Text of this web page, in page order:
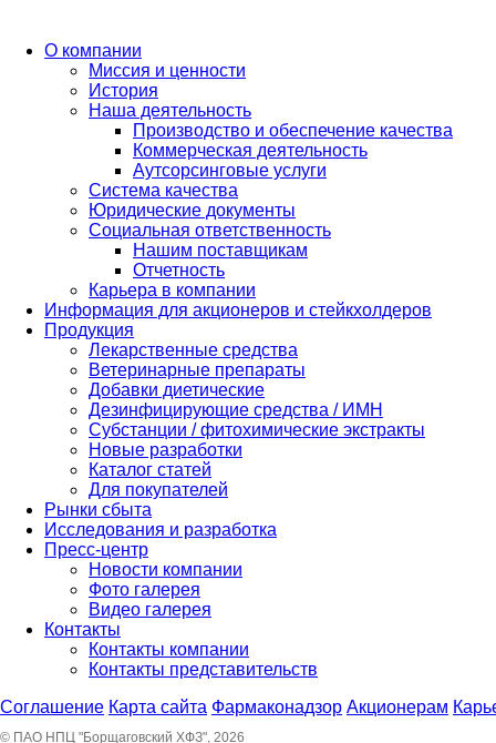
О компании
Миссия и ценности
История
Наша деятельность
Производство и обеспечение качества
Коммерческая деятельность
Аутсорсинговые услуги
Система качества
Юридические документы
Социальная ответственность
Нашим поставщикам
Отчетность
Карьера в компании
Информация для акционеров и стейкхолдеров
Продукция
Лекарственные средства
Ветеринарные препараты
Добавки диетические
Дезинфицирующие средства / ИМН
Субстанции / фитохимические экстракты
Новые разработки
Каталог статей
Для покупателей
Рынки сбыта
Исследования и разработка
Пресс-центр
Новости компании
Фото галерея
Видео галерея
Контакты
Контакты компании
Контакты представительств
Соглашение Карта сайта Фармаконадзор Акционерам
© ПАО НПЦ "Борщаговский ХФЗ", 2026